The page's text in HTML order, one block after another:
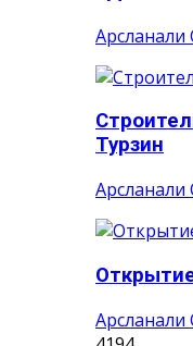
Арсланали
Турзин
Арсланали
Арсланали